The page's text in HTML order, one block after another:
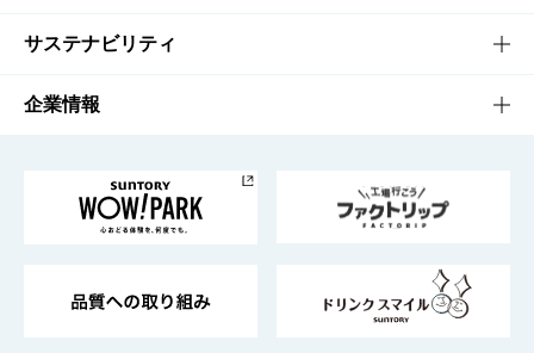
商品発売情報
栄養成分一覧
キャンペーン
工場見学
地域情報
文化・スポーツTOP
サントリーホール
サントリーサンバーズ大阪
サステナビリティ
サステナビリティTOP
サントリーが考えるサステナビリティ経営
企業情報
企業概要